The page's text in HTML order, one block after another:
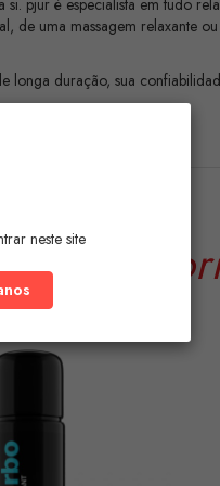
pjur é especialista em tudo
de uma massagem relaxante
longa duração, sua
neste site